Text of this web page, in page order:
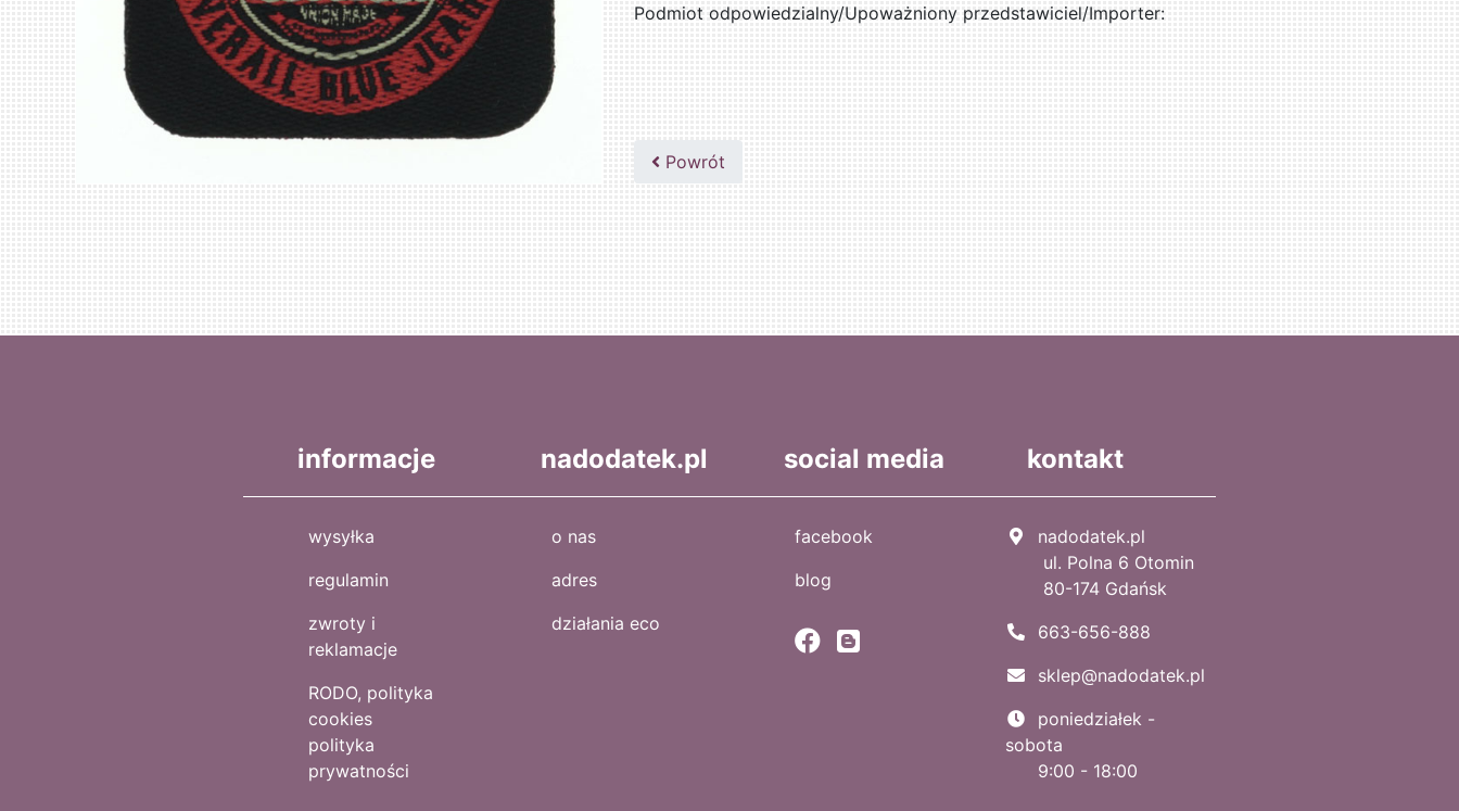
Podmiot odpowiedzialny/Upoważniony przedstawiciel/Importer:
Powrót
informacje
wysyłka
regulamin
zwroty i
reklamacje
RODO, polityka
cookies
polityka
prywatności
nadodatek.pl
o nas
adres
działania eco
social media
facebook
blog
kontakt
nadodatek.pl
ul. Polna 6 Otomin
80-174 Gdańsk
663-656-888
sklep@nadodatek.pl
poniedziałek -
sobota
9:00 - 18:00